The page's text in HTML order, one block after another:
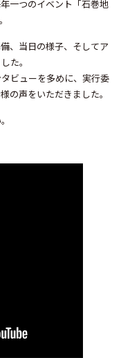
一つのイベント「石巻地
、当日の様子、そしてア
た。
ビューを多めに、実行委
の声をいただきました。